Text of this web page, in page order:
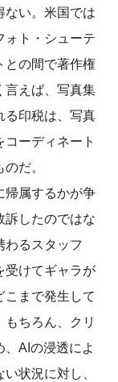
ない。米国では
ォト・シューテ
との間で著作権
言えば、写真集
る印税は、写真
ーディネート
だ。
属するかが争
訴したのではな
わるスタッフ
受けてギャラが
こまで発生して
ちろん、クリ
AIの浸透によ
状況に対し、